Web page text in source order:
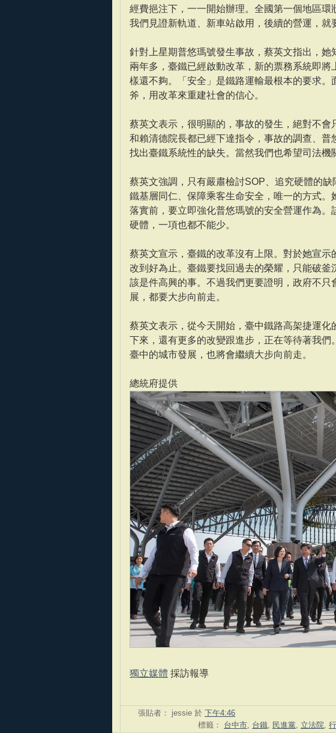
經費挹注下，一一開始辦理。全國第一個地區
我們見證新軌道、新車站啟用，後續的營運，就
針對上星期普悠瑪號發生事故，蔡英文指出，
兩年多，臺鐵已經啟動改革，新的票務系統即
樣還不夠。「安全」是鐵路運輸最根本的要求
斧，用改革來重建社會的信心。
蔡英文表示，很明顯的，事故的發生，絕對不
和賴清德院長都已經下達指令，事故的調查、
找出臺鐵系統性的缺失。當然我們也希望司法機
蔡英文強調，只有嚴肅檢討SOP、追究硬體的
鐵基層同仁、保障乘客生命安全，唯一的方式
落實前，要立即強化普悠瑪號的安全營運作為
硬體，一項也都不能少。
蔡英文宣示，臺鐵的改革沒有上限。對於她宣
改到好為止。臺鐵要找回過去的榮耀，只能破
該是件高興的事。不過我們更要證明，政府不
展，都要大步向前走。
蔡英文表示，從今天開始，臺中鐵路高架捷運
下來，還有更多的改變跟進步，正在等待著我們
臺中的城市發展，也將會繼續大步向前走。
總統府提供
獨立媒體 採訪報導
張貼者： jessie 於 下午4:46
標籤： 台中市 台鐵 民進黨 立法院